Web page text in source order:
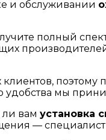
и обслуживании
полный
поэтому
мы
ли вам установка
—